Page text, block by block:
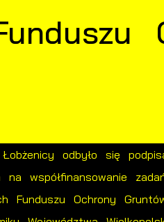
odbyło się
na współfinansowanie
Funduszu Ochrony